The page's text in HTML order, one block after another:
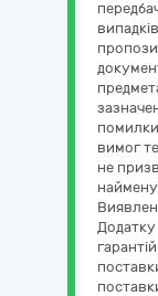
вимог
не
Додатку